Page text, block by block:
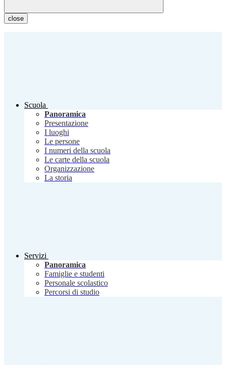
close
Scuola
Panoramica
Presentazione
I luoghi
Le persone
I numeri della scuola
Le carte della scuola
Organizzazione
La storia
Servizi
Panoramica
Famiglie e studenti
Personale scolastico
Percorsi di studio